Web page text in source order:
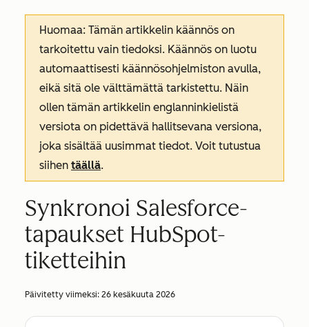
Huomaa: Tämän artikkelin käännös on
tarkoitettu vain tiedoksi. Käännös on luotu
automaattisesti käännösohjelmiston avulla,
eikä sitä ole välttämättä tarkistettu. Näin
ollen tämän artikkelin englanninkielistä
versiota on pidettävä hallitsevana versiona,
joka sisältää uusimmat tiedot. Voit tutustua
siihen täällä.
Synkronoi Salesforce-
tapaukset HubSpot-
tiketteihin
Päivitetty viimeksi: 26 kesäkuuta 2026